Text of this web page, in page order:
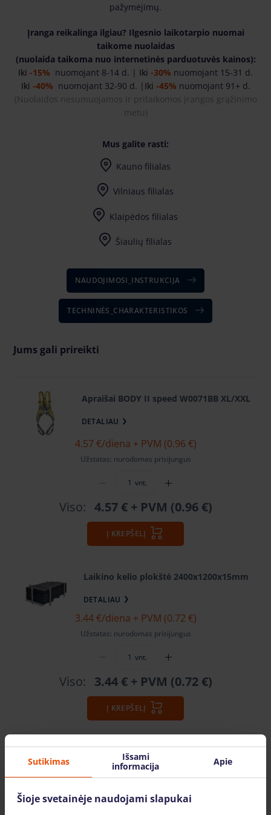
pažymėjimų.
Įranga reikalinga ilgiau? Ilgesnio laikotarpio nuomai
taikome nuolaidas
(nuolaida taikoma nuo internetinės parduotuvės kainos):
Iki -15% nuomojant 8-14 d. | Iki -30% nuomojant 15-31 d.
Iki -40% nuomojant 32-90 d. | Iki -45% nuomojant 91+ d.
( Nuolaidos nesumuojamos ir pritaikomos įrangos grąžinimo
metu)
Mus galite rasti:
Kauno filialas
Vilniaus filialas
Klaipėdos filialas
Šiaulių filialas
NAUDOJIMOSI_INSTRUKCIJA
TECHNINĖS_CHARAKTERISTIKOS
Jums gali prireikti
Apraišai BODY II speed W0071BB XL/XXL
DETALIAU
4.57 €/diena + PVM (0.96 €)
Užstatas: nurodomas prisijungus
vnt.
Viso: 4.57 €+ PVM (0.96 €)
Į KREPŠELĮ
Laikino kelio plokštė 2400x1200x15mm
DETALIAU
3.44 €/diena + PVM (0.72 €)
Užstatas: nurodomas prisijungus
vnt.
Viso: 3.44 €+ PVM (0.72 €)
Į KREPŠELĮ
Video naudojimosi instrukcija
Sutikimas
Išsami
informacija
Apie
Šioje svetainėje naudojami slapukai